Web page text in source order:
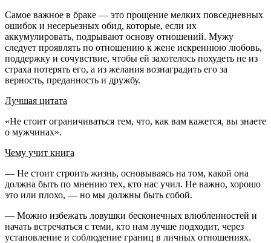
Самое важное в браке — это прощение мелких повседневных
ошибок и несерьезных обид, которые, если их
аккумулировать, подрывают основу отношений. Мужу
следует проявлять по отношению к жене искреннюю любовь,
поддержку и сочувствие, чтобы ей захотелось похудеть не из
страха потерять его, а из желания вознаградить его за
верность, преданность и дружбу.
Лучшая цитата
«Не стоит ограничиваться тем, что, как вам кажется, вы знаете
о мужчинах».
Чему учит книга
— Не стоит строить жизнь, основываясь на том, какой она
должна быть по мнению тех, кто нас учил. Не важно, хорошо
это или плохо, — но мы должны быть собой.
— Можно избежать ловушки бесконечных влюбленностей и
начать встречаться с теми, кто нам лучше подходит, через
установление и соблюдение границ в личных отношениях.